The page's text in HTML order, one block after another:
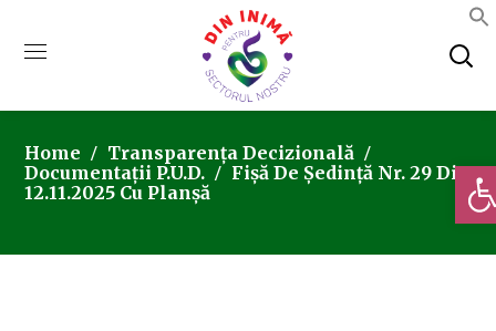
Home
Transparența Decizională
Documentații P.U.D.
Fișă De Ședință Nr. 29 Din
12.11.2025 Cu Planșă